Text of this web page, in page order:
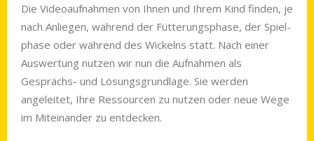
Die Videoaufnahmen von Ihnen und Ihrem Kind finden, je
nach Anliegen, während der Fütterungsphase, der Spiel­
phase oder während des Wickelns statt. Nach einer
Aus­wertung nutzen wir nun die Aufnahmen als
Gesprächs- und Lösungs­grundlage. Sie werden
angeleitet, Ihre Ressourcen zu nutzen oder neue Wege
im Miteinander zu entdecken.